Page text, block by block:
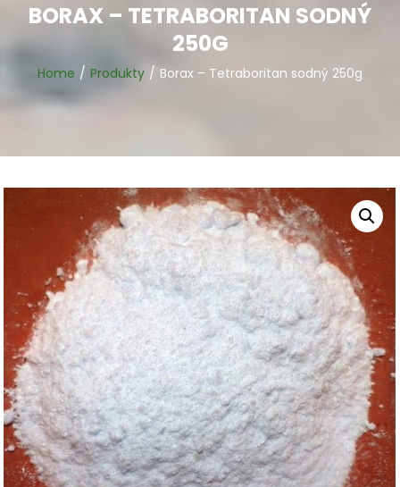
BORAX – TETRABORITAN SODNÝ
250G
Home Produkty Borax – Tetraboritan sodný 250g